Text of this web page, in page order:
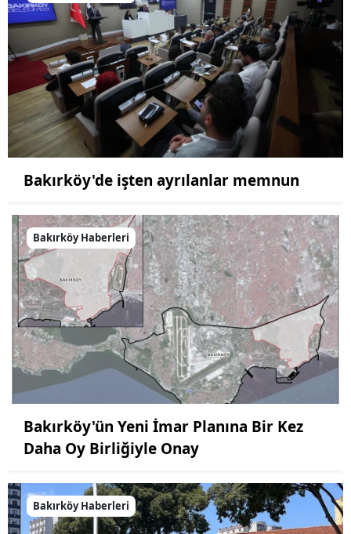
Bakırköy'de işten ayrılanlar memnun
Bakırköy Haberleri
Bakırköy'ün Yeni İmar Planına Bir Kez
Daha Oy Birliğiyle Onay
Bakırköy Haberleri